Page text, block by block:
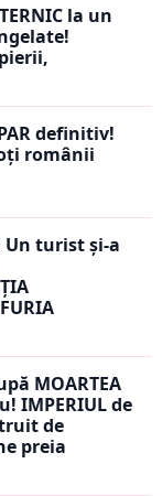
la un
definitiv!
românii
Un turist și-a
MOARTEA
IMPERIUL de
de
preia